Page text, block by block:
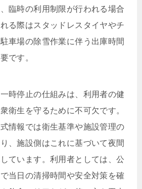
臨時の利用制限が行われる場合
る際はスタッドレスタイヤやチ
車場の除雪作業に伴う出庫時間
です。
時停止の仕組みは、利用者の健
衛生を守るために不可欠です。
情報では衛生基準や施設管理の
、施設側はこれに基づいて夜間
ています。利用者としては、公
当日の清掃時間や安全対策を確